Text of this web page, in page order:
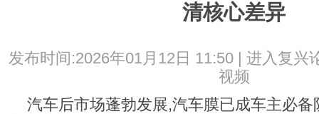
清核心差异
发布时间:2026年01月12日 11:50 | 进入复兴
视频
汽车后市场蓬勃发展,汽车膜已成车主必